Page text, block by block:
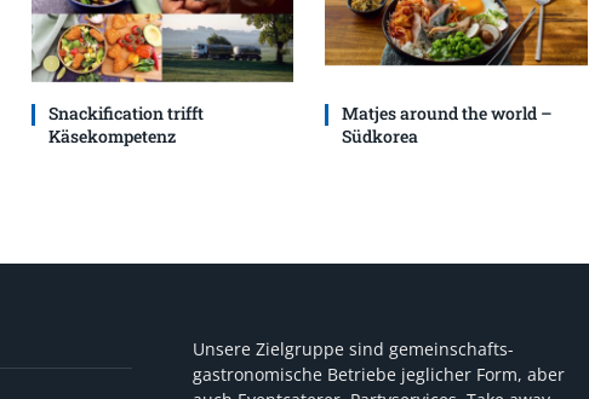
Snackification trifft
Käsekompetenz
Matjes around the world –
Südkorea
Unsere Zielgruppe sind gemeinschafts-
gastronomische Betriebe jeglicher Form, aber